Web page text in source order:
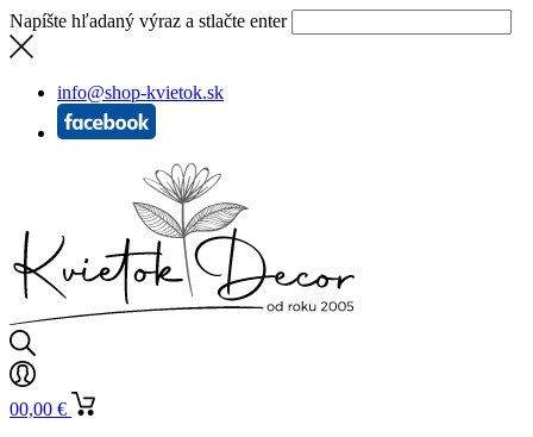
Napíšte hľadaný výraz a stlačte enter
info@shop-kvietok.sk
00,00 €